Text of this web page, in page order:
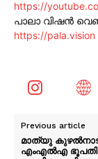
https://
പാലാ വിഷൻ
https://pala.vision
Previous article
മാത്യു
എംഎൽഎ ഭൂപതിവ്